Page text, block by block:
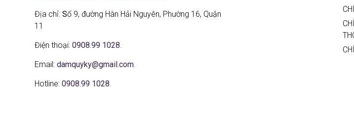
Địa chỉ: Số 9, đường Hàn Hải Nguyên, Phường 16, Quận
11
Điện thoại: 0908.99 1028
Email: damquyky@gmail.com
Hotline: 0908.99 1028